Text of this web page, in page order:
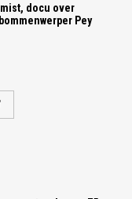
docu over
Pey